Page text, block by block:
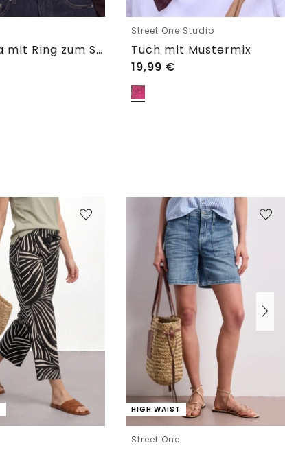
Bandana mit Ring zum Stylen
Street One Studio
Tuch mit Mustermix
19,99 €
HIGH WAIST
Street One